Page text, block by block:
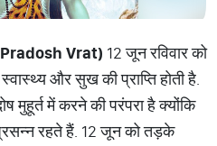
Vrat) 12 जून रविवार को
और सुख की प्राप्ति होती है.
मुहूर्त में करने की परंपरा है क्योंकि
रहते हैं. 12 जून को तड़के